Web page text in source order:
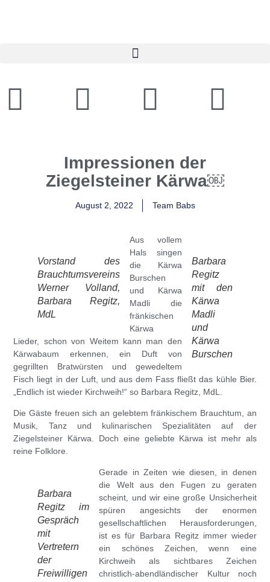
Impressionen der
Ziegelsteiner Kärwa￼
August 2, 2022 Team Babs
Barbara
Regitz
mit den
Kärwa
Madli
und
Kärwa
Burschen
Vorstand des
Brauchtumsvereins
Werner Volland,
Barbara Regitz,
MdL
Aus vollem
Hals singen
die Kärwa
Burschen
und Kärwa
Madli die
fränkischen
Kärwa
Lieder, schon von Weitem kann man den
Kärwabaum erkennen, ein Duft von
gegrillten Bratwürsten und gewedeltem
Fisch liegt in der Luft, und aus dem Fass fließt das kühle Bier.
„Endlich ist wieder Kirchweih!“ so Barbara Regitz, MdL.
Die Gäste freuen sich an gelebtem fränkischem Brauchtum, an
Musik, Tanz und kulinarischen Spezialitäten auf der
Ziegelsteiner Kärwa. Doch eine geliebte Kärwa ist mehr als
reine Folklore.
Barbara
Regitz im
Gespräch
mit
Vertretern
der
Freiwilligen
Gerade in Zeiten wie diesen, in denen
die Welt aus den Fugen zu geraten
scheint, und wir eine große Unsicherheit
spüren angesichts der enormen
gesellschaftlichen Herausforderungen,
ist es für Barbara Regitzimmer wieder
ein schönes Zeichen, wenn eine
Kirchweih als sichtbares Zeichen
christlich-abendländischer Kultur noch